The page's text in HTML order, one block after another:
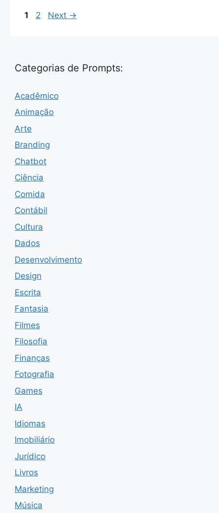
Page
1 Page
2 Next →
Categorias de Prompts:
Acadêmico
Animação
Arte
Branding
Chatbot
Ciência
Comida
Contábil
Cultura
Dados
Desenvolvimento
Design
Escrita
Fantasia
Filmes
Filosofia
Finanças
Fotografia
Games
IA
Idiomas
Imobiliário
Jurídico
Livros
Marketing
Música